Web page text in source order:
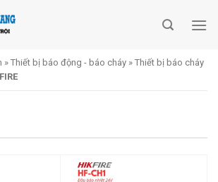
» Thiết bị báo động - báo cháy » Thiết bị báo cháy